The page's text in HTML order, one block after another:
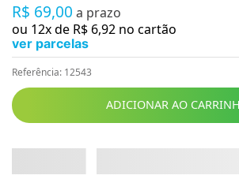
R$ 69,00 a prazo
ou 12x de R$ 6,92 no cartão
ver parcelas
Referência: 12543
ADICIONAR AO